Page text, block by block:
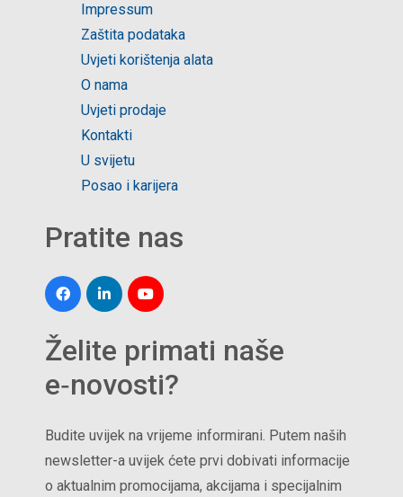
Impressum
Zaštita podataka
Uvjeti korištenja alata
O nama
Uvjeti prodaje
Kontakti
U svijetu
Posao i karijera
Pratite nas
Želite primati naše
e‑novosti?
Budite uvijek na vrijeme informirani. Putem naših
newsletter-a uvijek ćete prvi dobivati informacije
o aktualnim promocijama, akcijama i specijalnim